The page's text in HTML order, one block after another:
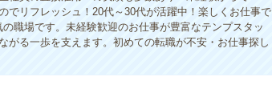
でリフレッシュ！20代～30代が活躍中！楽しくお仕事で
職場です。未経験歓迎のお仕事が豊富なテンプスタッ
がる一歩を支えます。初めての転職が不安・お仕事探し